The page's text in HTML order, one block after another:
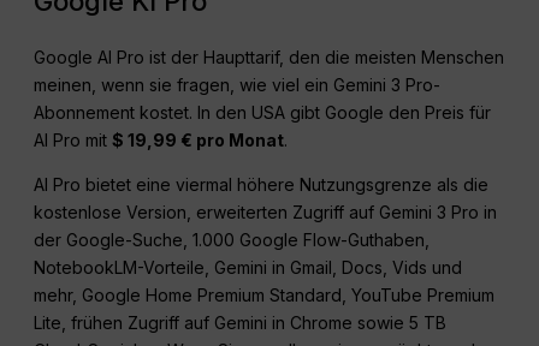
Google AI Pro ist der Haupttarif, den die meisten Menschen
meinen, wenn sie fragen, wie viel ein Gemini 3 Pro-
Abonnement kostet. In den USA gibt Google den Preis für
AI Pro mit$ 19,99 € pro Monat.
AI Pro bietet eine viermal höhere Nutzungsgrenze als die
kostenlose Version, erweiterten Zugriff auf Gemini 3 Pro in
der Google-Suche, 1.000 Google Flow-Guthaben,
NotebookLM-Vorteile, Gemini in Gmail, Docs, Vids und
mehr, Google Home Premium Standard, YouTube Premium
Lite, frühen Zugriff auf Gemini in Chrome sowie 5 TB